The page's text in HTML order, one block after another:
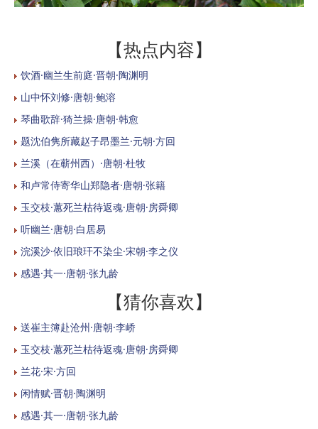
【热点内容】
饮酒·幽兰生前庭·晋朝·陶渊明
山中怀刘修·唐朝·鲍溶
琴曲歌辞·猗兰操·唐朝·韩愈
题沈伯隽所藏赵子昂墨兰·元朝·方回
兰溪（在蕲州西）·唐朝·杜牧
和卢常侍寄华山郑隐者·唐朝·张籍
玉交枝·蕙死兰枯待返魂·唐朝·房舜卿
听幽兰·唐朝·白居易
浣溪沙·依旧琅玕不染尘·宋朝·李之仪
感遇·其一·唐朝·张九龄
【猜你喜欢】
送崔主簿赴沧州·唐朝·李峤
玉交枝·蕙死兰枯待返魂·唐朝·房舜卿
兰花·宋·方回
闲情赋·晋朝·陶渊明
感遇·其一·唐朝·张九龄